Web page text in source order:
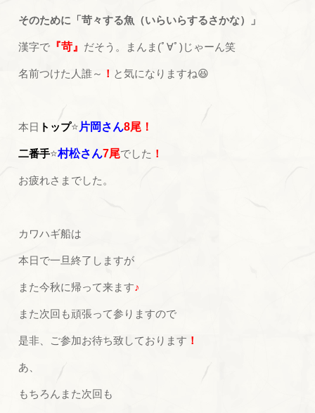
そのために「苛々する魚（いらいらするさかな）」
漢字で 『苛』 だそう。まんま(ﾟ∀ﾟ)じゃーん笑
名前つけた人誰～ ！ と気になりますね😆
本日 トップ⭐ 片岡さん8尾！
二番手⭐村松さん7尾でした ！
お疲れさまでした。
カワハギ船は
本日で一旦終了しますが
また今秋に帰って来ます♪
また次回も頑張って参りますので
是非、ご参加お待ち致しております ！
あ、
もちろんまた次回も